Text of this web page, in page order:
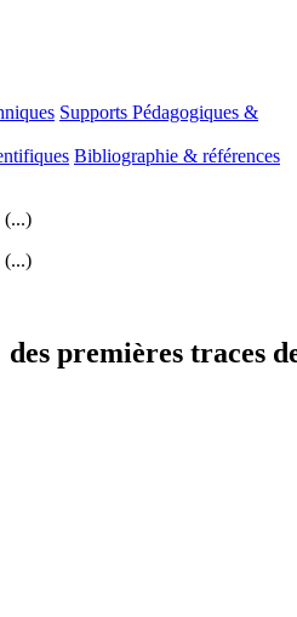
Supports Pédagogiques &
Bibliographie & références
(...)
(...)
premières traces